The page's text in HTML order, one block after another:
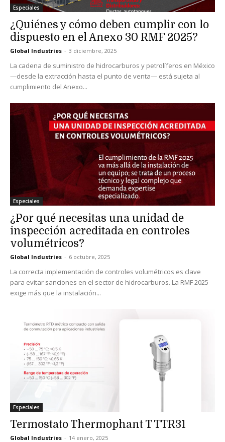
Especiales
¿Quiénes y cómo deben cumplir con lo
dispuesto en el Anexo 30 RMF 2025?
Global Industries - 3 diciembre, 2025
La cadena de suministro de hidrocarburos y petrolíferos en México
—desde la extracción hasta el punto de venta— está sujeta al
cumplimiento del Anexo...
Especiales
¿Por qué necesitas una unidad de
inspección acreditada en controles
volumétricos?
Global Industries - 6 octubre, 2025
La correcta implementación de controles volumétricos es clave
para evitar sanciones en el sector de hidrocarburos. La RMF 2025
exige más que la instalación...
Especiales
Termostato Thermophant T TTR31
Global Industries - 14 enero, 2025